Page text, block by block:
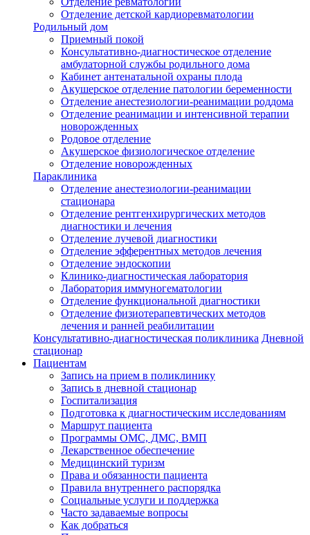
Отделение детской кардиоревматологии
Родильный дом
Приемный покой
Консультативно-диагностическое отделение
амбулаторной службы родильного дома
Кабинет антенатальной охраны плода
Акушерское отделение патологии беременности
Отделение анестезиологии-реанимации роддома
Отделение реанимации и интенсивной терапии
новорожденных
Родовое отделение
Акушерское физиологическое отделение
Отделение новорожденных
Параклиника
Отделение анестезиологии-реанимации
стационара
Отделение рентгенхирургических методов
диагностики и лечения
Отделение лучевой диагностики
Отделение эфферентных методов лечения
Отделение эндоскопии
Клинико-диагностическая лаборатория
Лаборатория иммуногематологии
Отделение функциональной диагностики
Отделение физиотерапевтических методов
лечения и ранней реабилитации
Консультативно-диагностическая поликлиника Дневной
стационар
Пациентам
Запись на прием в поликлинику
Запись в дневной стационар
Госпитализация
Подготовка к диагностическим исследованиям
Маршрут пациента
Программы ОМС, ДМС, ВМП
Лекарственное обеспечение
Медицинский туризм
Права и обязанности пациента
Правила внутреннего распорядка
Социальные услуги и поддержка
Часто задаваемые вопросы
Как добраться